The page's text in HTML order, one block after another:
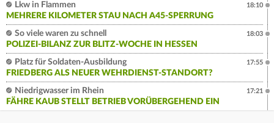
Lkw in Flammen
MEHRERE KILOMETER STAU NACH A45-SPERRUNG
18:10
So viele waren zu schnell
POLIZEI-BILANZ ZUR BLITZ-WOCHE IN HESSEN
18:03
Platz für Soldaten-Ausbildung
FRIEDBERG ALS NEUER WEHRDIENST-STANDORT?
17:55
Niedrigwasser im Rhein
FÄHRE KAUB STELLT BETRIEB VORÜBERGEHEND EIN
17:21